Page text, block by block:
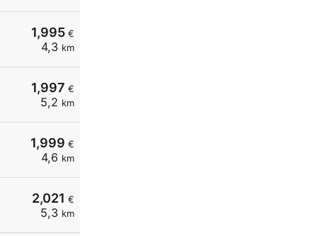
1,995 €
4,3 km
1,997 €
5,2 km
1,999 €
4,6 km
2,021 €
5,3 km